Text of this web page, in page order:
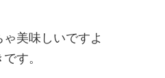
美味しいですよ
す。